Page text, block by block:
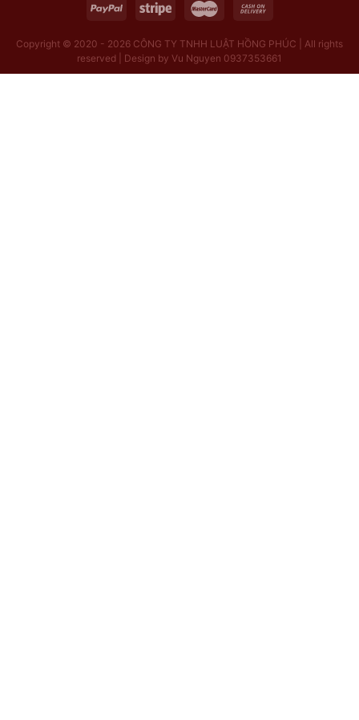
Copyright © 2020 - 2026 CÔNG TY TNHH LUẬT HỒNG PHÚC | All rights
reserved | Design by Vu Nguyen 0937353661